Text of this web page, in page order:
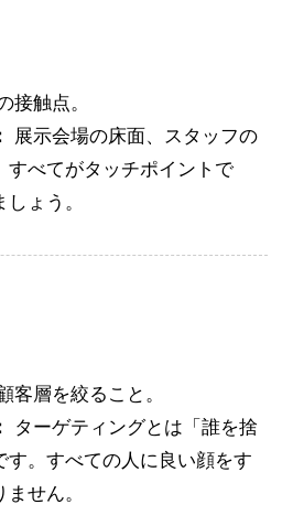
接触点。
展示会場の床面、スタッフの
すべてがタッチポイントで
ょう。
客層を絞ること。
ターゲティングとは「誰を捨
す。すべての人に良い顔をす
せん。